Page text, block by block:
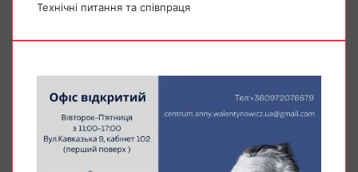
Технічні питання та співпраця